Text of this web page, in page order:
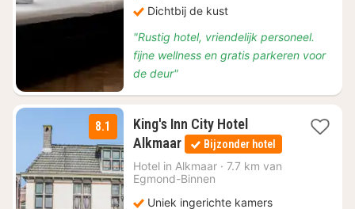
Dichtbij de kust
"Rustig hotel, vriendelijk personeel.
fijne wellness en gratis parkeren voor
de deur"
8.1
King's Inn City Hotel
Alkmaar1
nacht
vanaf
€
Bijzonder hotel
Hotel in Alkmaar · 7.7 km van
Egmond-Binnen
Uniek ingerichte kamers